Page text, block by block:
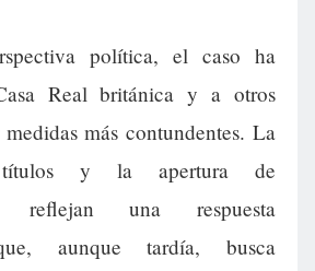
política, el caso ha
Real británica y a otros
más contundentes. La
y la apertura de
reflejan una respuesta
aunque tardía, busca